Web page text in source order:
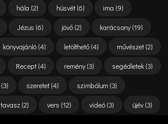
hála (2) húsvét(6) ima (9)
Jézus (6) jövő(2) karácsony(19)
könyvajánló(4) letölthető(4) művészet(2)
Recept(4) remény(3) segédletek(3)
(3) szeretet(4) szimbólum(3)
tavasz(2) vers (12) videó(3) újév(3)